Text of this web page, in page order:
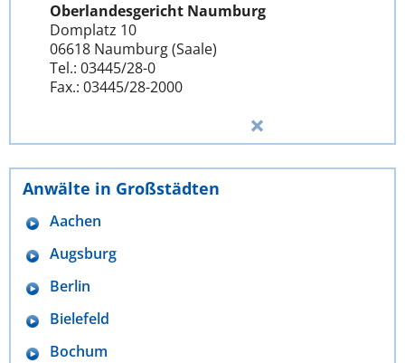
Oberlandesgericht Naumburg
Domplatz 10
06618 Naumburg (Saale)
Tel.: 03445/28-0
Fax.: 03445/28-2000
Anwälte in Großstädten
Aachen
Augsburg
Berlin
Bielefeld
Bochum